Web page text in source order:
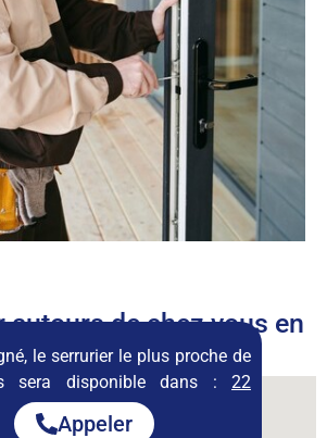
autours de chez vous en
permanence
le serrurier le plus proche de
sera disponible dans : 22
Appeler